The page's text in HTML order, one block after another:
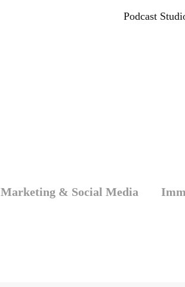
Podcast
Marketing & Social Media